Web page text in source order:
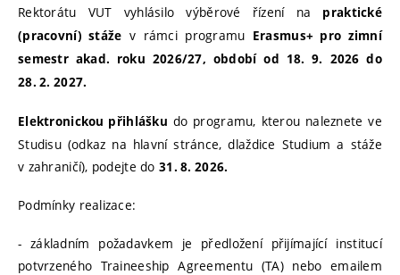
Rektorátu VUT vyhlásilo výběrové řízení na praktické
(pracovní) stáže v rámci programu Erasmus+ pro zimní
semestr akad. roku 2026/27, období od 18. 9. 2026 do
28. 2. 2027.
Elektronickou přihlášku do programu, kterou naleznete ve
Studisu (odkaz na hlavní stránce, dlaždice Studium a stáže
v zahraničí), podejte do 31. 8. 2026.
Podmínky realizace:
- základním požadavkem je předložení přijímající institucí
potvrzeného Traineeship Agreementu (TA) nebo emailem